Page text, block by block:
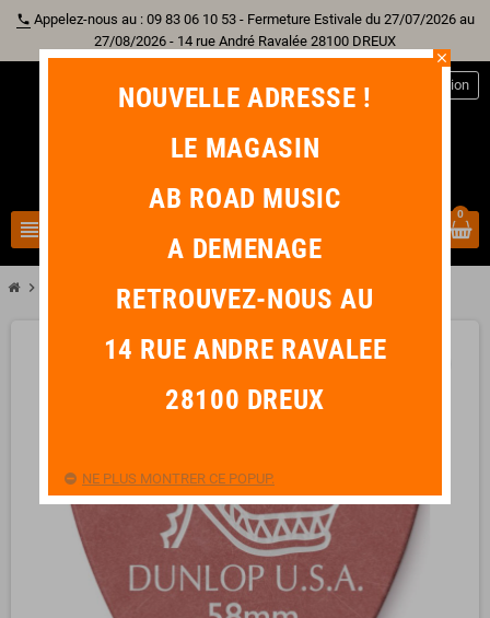
phone Appelez-nous au : 09 83 06 10 53 - Fermeture Estivale du 27/07/2026 au
27/08/2026 - 14 rue André Ravalée 28100 DREUX
view_headline
Connexion
0
chevron_right DUNLOP Médiator GATOR GRIP 0,58 mm Rouge
close
NOUVELLE ADRESSE !
LE MAGASIN
AB ROAD MUSIC
A DEMENAGE
RETROUVEZ-NOUS AU
14 RUE ANDRE RAVALEE
28100 DREUX
NE PLUS MONTRER CE POPUP.